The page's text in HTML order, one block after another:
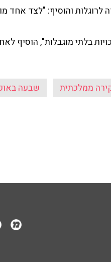
לרוגלות והוסיף: "לצד אחד
בלתי מוגבלות", הוסיף
ממלכתית שבעה